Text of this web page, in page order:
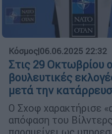
Κόσμος|06.06.2025 22:32
Στις 29 Οκτωβρίου
βουλευτικές
μετά την
Ο Σχοφ χαρακτήρισε
απόφαση του